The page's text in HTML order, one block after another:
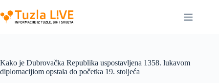
to
content
Kako je Dubrovačka Republika uspostavljena 1358. lukavom
diplomacijiom opstala do početka 19. stoljeća